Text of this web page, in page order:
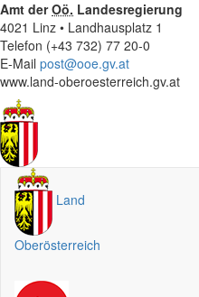
Amt derOö. Landesregierung
4021 Linz • Landhausplatz 1
Telefon (+43 732) 77 20-0
E-Mail post@ooe.gv.at
www.land-oberoesterreich.gv.at
Land
Oberösterreich